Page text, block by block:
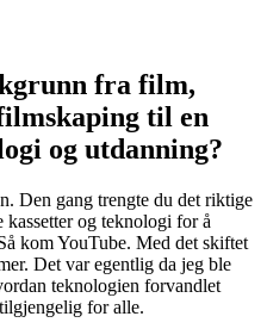
fra film,
til en
og utdanning?
Den gang trengte du det riktige
og teknologi for å
kom YouTube. Med det skiftet
Det var egentlig da jeg ble
teknologien forvandlet
for alle.